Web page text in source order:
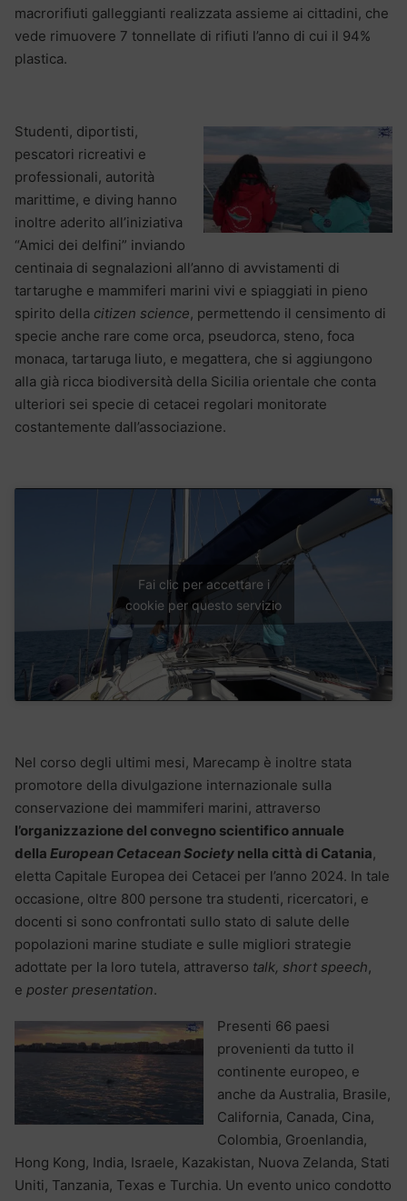
macrorifiuti galleggianti realizzata assieme ai cittadini, che
vede rimuovere 7 tonnellate di rifiuti l’anno di cui il 94%
plastica.
Studenti, diportisti,
pescatori ricreativi e
professionali, autorità
marittime, e diving hanno
inoltre aderito all’iniziativa
“Amici dei delfini” inviando
centinaia di segnalazioni all’anno di avvistamenti di
tartarughe e mammiferi marini vivi e spiaggiati in pieno
spirito della citizen science, permettendo il censimento di
specie anche rare come orca, pseudorca, steno, foca
monaca, tartaruga liuto, e megattera, che si aggiungono
alla già ricca biodiversità della Sicilia orientale che conta
ulteriori sei specie di cetacei regolari monitorate
costantemente dall’associazione.
Fai clic per accettare i
cookie per questo servizio
Nel corso degli ultimi mesi, Marecamp è inoltre stata
promotore della divulgazione internazionale sulla
conservazione dei mammiferi marini, attraverso
l’organizzazione del convegno scientifico annuale
della European Cetacean Society nella città di Catania,
eletta Capitale Europea dei Cetacei per l’anno 2024. In tale
occasione, oltre 800 persone tra studenti, ricercatori, e
docenti si sono confrontati sullo stato di salute delle
popolazioni marine studiate e sulle migliori strategie
adottate per la loro tutela, attraverso talk, short speech,
e poster presentation.
Presenti 66 paesi
provenienti da tutto il
continente europeo, e
anche da Australia, Brasile,
California, Canada, Cina,
Colombia, Groenlandia,
Hong Kong, India, Israele, Kazakistan, Nuova Zelanda, Stati
Uniti, Tanzania, Texas e Turchia. Un evento unico condotto